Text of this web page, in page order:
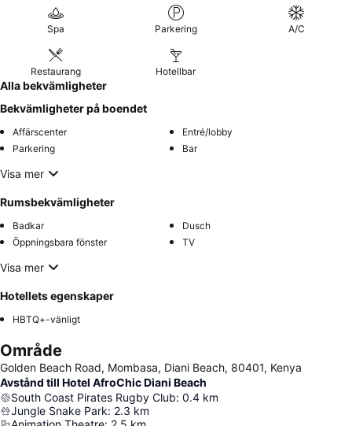
Spa Parkering A/C
Restaurang Hotellbar
Alla bekvämligheter
Bekvämligheter på boendet
Affärscenter
Entré/lobby
Parkering
Bar
Visa mer
Rumsbekvämligheter
Badkar
Dusch
Öppningsbara fönster
TV
Visa mer
Hotellets egenskaper
HBTQ+-vänligt
Område
Golden Beach Road, Mombasa, Diani Beach, 80401, Kenya
Avstånd till Hotel AfroChic Diani Beach
South Coast Pirates Rugby Club: 0.4 km
Jungle Snake Park: 2.3 km